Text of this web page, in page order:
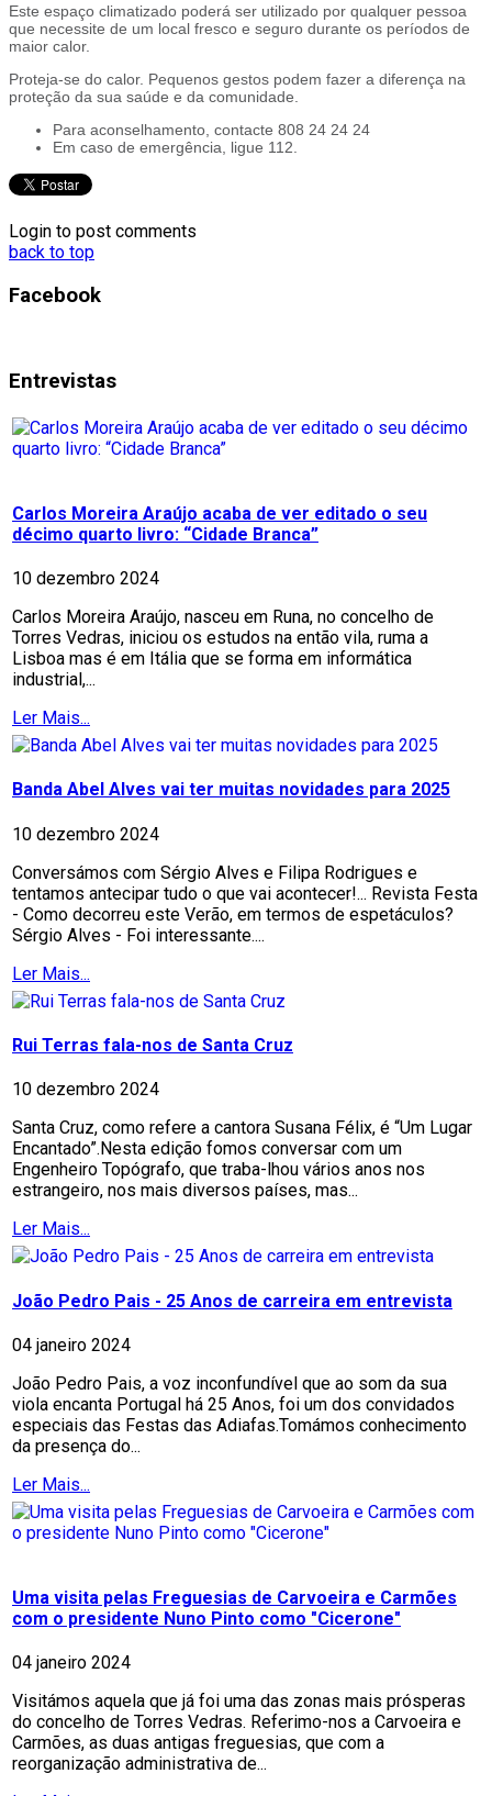
Este espaço climatizado poderá ser utilizado por qualquer pessoa
que necessite de um local fresco e seguro durante os períodos de
maior calor.
Proteja-se do calor. Pequenos gestos podem fazer a diferença na
proteção da sua saúde e da comunidade.
Para aconselhamento, contacte 808 24 24 24
Em caso de emergência, ligue 112.
Login to post comments
back to top
Facebook
Entrevistas
Carlos Moreira Araújo acaba de ver editado o seu
décimo quarto livro: “Cidade Branca”
10 dezembro 2024
Carlos Moreira Araújo, nasceu em Runa, no concelho de
Torres Vedras, iniciou os estudos na então vila, ruma a
Lisboa mas é em Itália que se forma em informática
industrial,...
Ler Mais...
Banda Abel Alves vai ter muitas novidades para 2025
10 dezembro 2024
Conversámos com Sérgio Alves e Filipa Rodrigues e
tentamos antecipar tudo o que vai acontecer!... Revista Festa
- Como decorreu este Verão, em termos de espetáculos?
Sérgio Alves - Foi interessante....
Ler Mais...
Rui Terras fala-nos de Santa Cruz
10 dezembro 2024
Santa Cruz, como refere a cantora Susana Félix, é “Um Lugar
Encantado”.Nesta edição fomos conversar com um
Engenheiro Topógrafo, que traba-lhou vários anos nos
estrangeiro, nos mais diversos países, mas...
Ler Mais...
João Pedro Pais - 25 Anos de carreira em entrevista
04 janeiro 2024
João Pedro Pais, a voz inconfundível que ao som da sua
viola encanta Portugal há 25 Anos, foi um dos convidados
especiais das Festas das Adiafas.Tomámos conhecimento
da presença do...
Ler Mais...
Uma visita pelas Freguesias de Carvoeira e Carmões
com o presidente Nuno Pinto como "Cicerone"
04 janeiro 2024
Visitámos aquela que já foi uma das zonas mais prósperas
do concelho de Torres Vedras. Referimo-nos a Carvoeira e
Carmões, as duas antigas freguesias, que com a
reorganização administrativa de...